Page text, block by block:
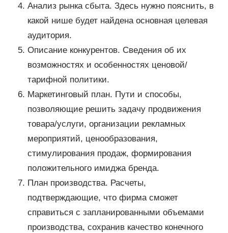
Анализ рынка сбыта. Здесь нужно пояснить, в
какой нише будет найдена основная целевая
аудитория.
Описание конкурентов. Сведения об их
возможностях и особенностях ценовой/
тарифной политики.
Маркетинговый план. Пути и способы,
позволяющие решить задачу продвижения
товара/услуги, организации рекламных
мероприятий, ценообразования,
стимулирования продаж, формирования
положительного имиджа бренда.
План производства. Расчеты,
подтверждающие, что фирма сможет
справиться с запланированными объемами
производства, сохранив качество конечного